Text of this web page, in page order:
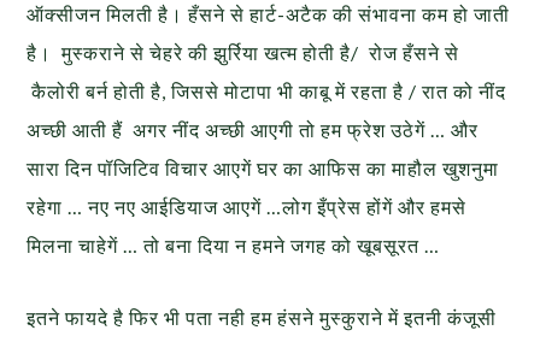
ऑक्सीजन मिलती है। हँसने से हार्ट-अटैक की संभावना कम हो जाती
है। मुस्कराने से चेहरे की झुर्रिया खत्म होती है/ रोज हँसने से
कैलोरी बर्न होती है, जिससे मोटापा भी काबू में रहता है / रात को नींद
अच्छी आती हैं अगर नींद अच्छी आएगी तो हम फ्रेश उठेगें … और
सारा दिन पॉजिटिव विचार आएगें घर का आफिस का माहौल खुशनुमा
रहेगा … नए नए आईडियाज आएगें …लोग इँप्रेस होंगें और हमसे
मिलना चाहेगें … तो बना दिया न हमने जगह को खूबसूरत …
इतने फायदे है फिर भी पता नही हम हंसने मुस्कुराने में इतनी कंजूसी